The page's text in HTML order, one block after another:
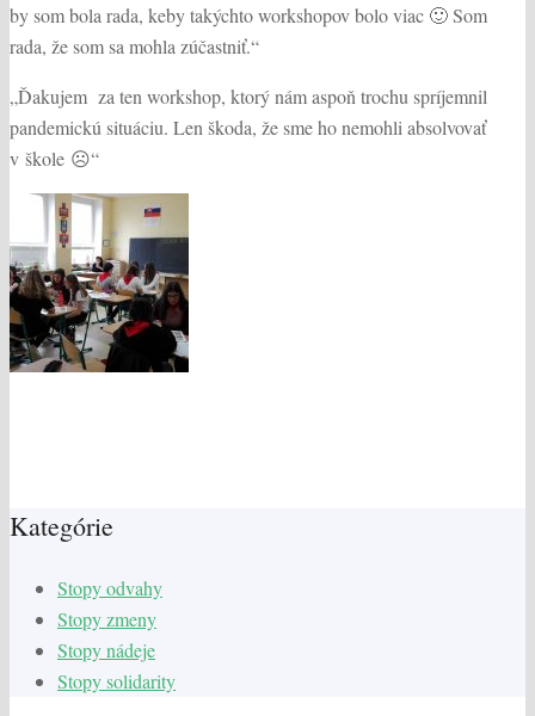
by som bola rada, keby takýchto workshopov bolo viac 🙂 Som
rada, že som sa mohla zúčastniť.“
„Ďakujem za ten workshop, ktorý nám aspoň trochu spríjemnil
pandemickú situáciu. Len škoda, že sme ho nemohli absolvovať
v škole ☹“
Kategórie
Stopy odvahy
Stopy zmeny
Stopy nádeje
Stopy solidarity